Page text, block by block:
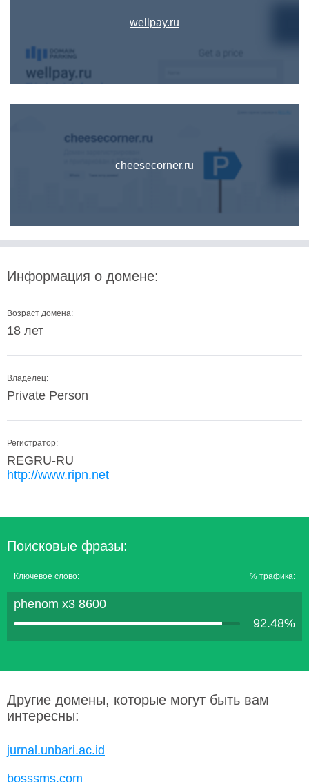
wellpay.ru
cheesecorner.ru
Информация о домене:
Возраст домена:
18 лет
Владелец:
Private Person
Регистратор:
REGRU-RU
http://www.ripn.net
Поисковые фразы:
Ключевое слово: % трафика:
phenom x3 8600
92.48%
Другие домены, которые могут быть вам
интересны:
jurnal.unbari.ac.id
bosssms.com